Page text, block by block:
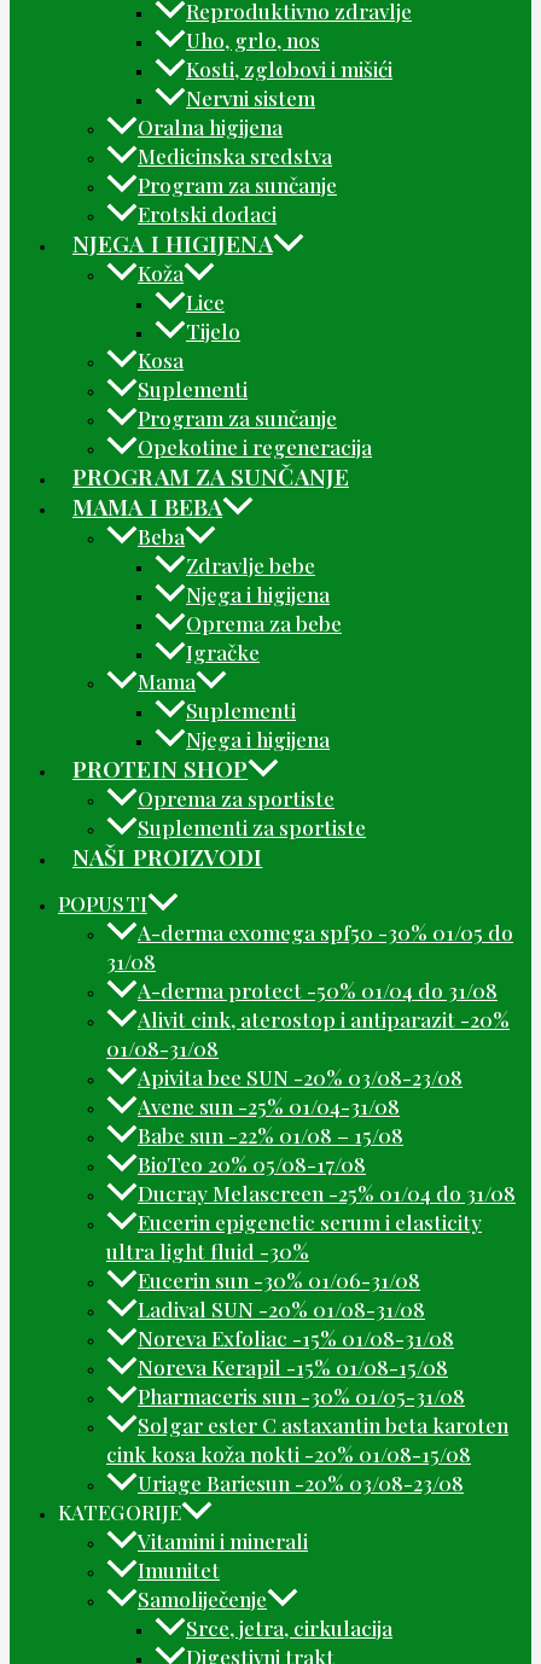
Reproduktivno zdravlje
Uho, grlo, nos
Kosti, zglobovi i mišići
Nervni sistem
Oralna higijena
Medicinska sredstva
Program za sunčanje
Erotski dodaci
NJEGA I HIGIJENA
Koža
Lice
Tijelo
Kosa
Suplementi
Program za sunčanje
Opekotine i regeneracija
PROGRAM ZA SUNČANJE
MAMA I BEBA
Beba
Zdravlje bebe
Njega i higijena
Oprema za bebe
Igračke
Mama
Suplementi
Njega i higijena
PROTEIN SHOP
Oprema za sportiste
Suplementi za sportiste
NAŠI PROIZVODI
POPUSTI
A-derma exomega spf50 -30% 01/05 do
31/08
A-derma protect -50% 01/04 do 31/08
Alivit cink, aterostop i antiparazit -20%
01/08-31/08
Apivita bee SUN -20% 03/08-23/08
Avene sun -25% 01/04-31/08
Babe sun -22% 01/08 – 15/08
BioTeo 20% 05/08-17/08
Ducray Melascreen -25% 01/04 do 31/08
Eucerin epigenetic serum i elasticity
ultra light fluid -30%
Eucerin sun -30% 01/06-31/08
Ladival SUN -20% 01/08-31/08
Noreva Exfoliac -15% 01/08-31/08
Noreva Kerapil -15% 01/08-15/08
Pharmaceris sun -30% 01/05-31/08
Solgar ester C astaxantin beta karoten
cink kosa koža nokti -20% 01/08-15/08
Uriage Bariesun -20% 03/08-23/08
KATEGORIJE
Vitamini i minerali
Imunitet
Samoliječenje
Srce, jetra, cirkulacija
Digestivni trakt